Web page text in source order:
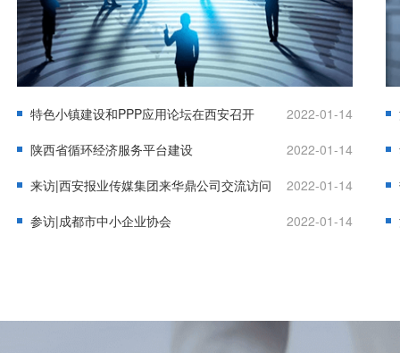
特色小镇建设和PPP应用论坛在西安召开
2022-01-14
陕西省循环经济服务平台建设
2022-01-14
来访|西安报业传媒集团来华鼎公司交流访问
2022-01-14
参访|成都市中小企业协会
2022-01-14